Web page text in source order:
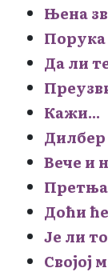
Њена
Порука
Да ли
Кажи...
Дилбер
Вече и
Доћи ће
Је ли
Својој